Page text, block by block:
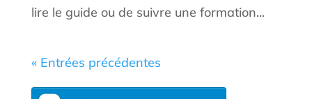
lire le guide ou de suivre une formation...
« Entrées précédentes